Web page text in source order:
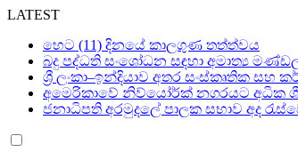
LATEST
හෙට (11) දිනයේ කාලගුණ තත්ත්වය
බදු පද්ධති සංශෝධන සඳහා අමාත්‍ය
ශ්‍රී ලංකා–ඉන්දියාව අතර සංස්කෘතික
අමෙරිකාවේ නිව්යෝර්ක් නගරයට අධික
ජනාධිපති අරමුදලේ පාලක සභාව අද